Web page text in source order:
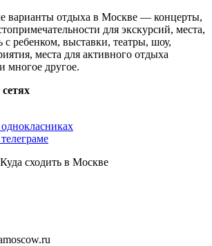
варианты отдыха в Москве — концерты,
для экскурсий, места,
с ребенком, выставки, театры, шоу,
места для активного отдыха
многое другое.
сходить в Москве